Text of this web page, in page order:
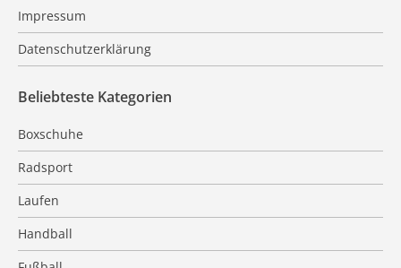
Impressum
Datenschutzerklärung
Beliebteste Kategorien
Boxschuhe
Radsport
Laufen
Handball